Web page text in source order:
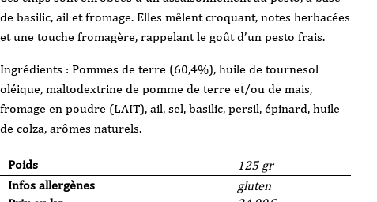
de basilic, ail et fromage. Elles mêlent croquant, notes herbacées
et une touche fromagère, rappelant le goût d’un pesto frais.
Ingrédients : Pommes de terre (60,4%), huile de tournesol
oléique, maltodextrine de pomme de terre et/ou de mais,
fromage en poudre (LAIT), ail, sel, basilic, persil, épinard, huile
de colza, arômes naturels.
Poids
125 gr
Infos allergènes
gluten